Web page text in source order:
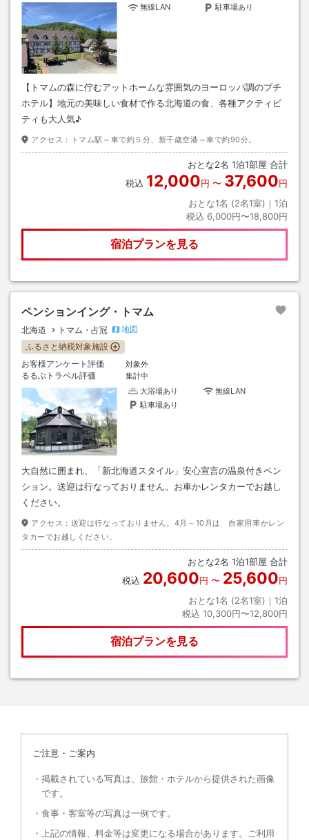
無線LAN 駐車場あり
【トマムの森に佇むアットホームな雰囲気のヨーロッパ調のプチ
ホテル】地元の美味しい食材で作る北海道の食、各種アクティビ
ティも大人気♪
アクセス： トマム駅～車で約５分、新千歳空港～車で約90分。
おとな2名 1泊1部屋 合計
税込 12,000円 〜 37,600円
おとな1名 (2名1室)｜ 1泊
税込 6,000円〜18,800円
宿泊プランを見る
ペンションイング・トマム
北海道 トマム・占冠
地図
ふるさと納税対象施設
お客様アンケート評価
対象外
るるぶトラベル評価
集計中
大浴場あり
無線LAN
駐車場あり
大自然に囲まれ、「新北海道スタイル」安心宣言の温泉付きペン
ション。送迎は行なっておりません。お車かレンタカーでお越し
ください。
アクセス： 送迎は行なっておりません。4月～10月は 自家用車かレン
タカーでお越しください。
おとな2名 1泊1部屋 合計
税込 20,600円 〜 25,600円
おとな1名 (2名1室)｜ 1泊
税込 10,300円〜12,800円
宿泊プランを見る
ご注意・ご案内
掲載されている写真は、旅館・ホテルから提供された画像
です。
食事・客室等の写真は一例です。
上記の情報、料金等は変更になる場合があります。ご利用